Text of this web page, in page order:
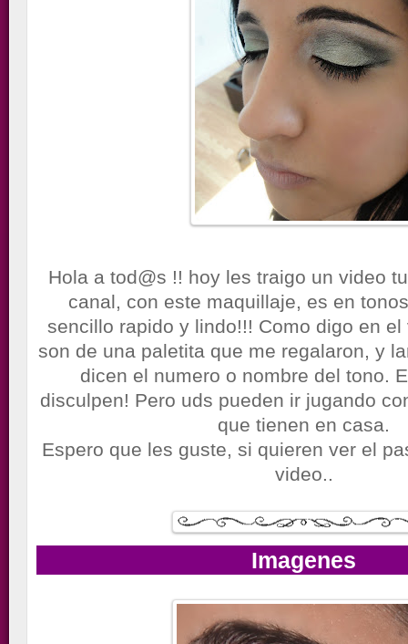
Hola a tod@s !! hoy les traigo un video
canal, con este maquillaje, es en
sencillo rapido y lindo!!! Como digo en
son de una paletita que me regalaron, y
dicen el numero o nombre del tono.
disculpen! Pero uds pueden ir jugando
que tienen en casa.
Espero que les guste, si quieren ver el
video..
Imagenes